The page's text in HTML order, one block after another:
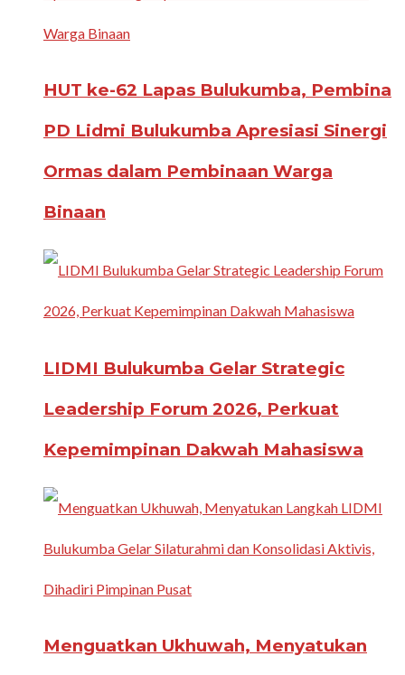
HUT ke-62 Lapas Bulukumba, Pembina
PD Lidmi Bulukumba Apresiasi Sinergi
Ormas dalam Pembinaan Warga
Binaan
LIDMI Bulukumba Gelar Strategic
Leadership Forum 2026, Perkuat
Kepemimpinan Dakwah Mahasiswa
Menguatkan Ukhuwah, Menyatukan